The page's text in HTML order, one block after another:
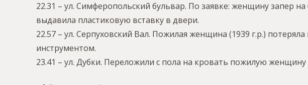
22.31 – ул. Симферопольский бульвар. По заявке: женщину запер
выдавила пластиковую вставку в двери.
22.57 – ул. Серпуховский Вал. Пожилая женщина (1939 г.р.)
инструментом.
23.41 – ул. Дубки. Переложили с пола на кровать пожилую женщину